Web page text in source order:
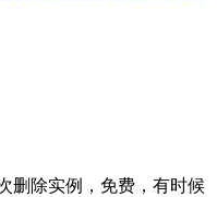
删除实例，免费，有时候